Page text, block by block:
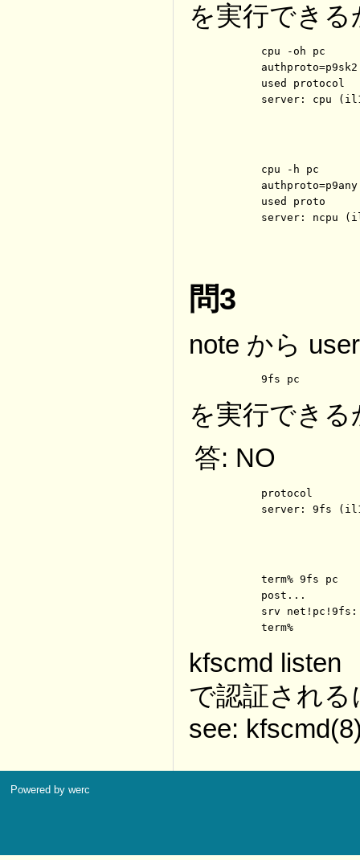
を実行できる
server: cpu
server: ncpu
問3
note から
	9fs pc
を実行できる
答: NO
server: 9fs
	term% 9fs pc
	term%
kfscmd listen
で認証され
see:
Powered by werc